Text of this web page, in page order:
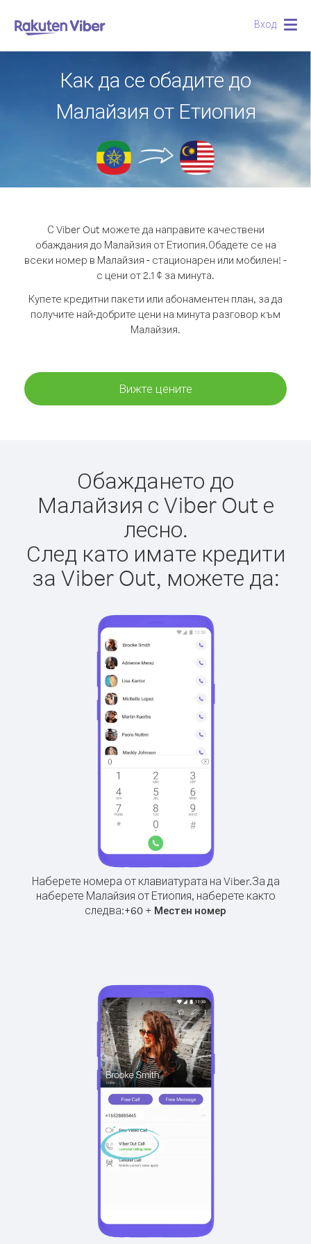
Вход
Как да се обадите до
Малайзия от Етиопия
С Viber Out можете да направите качествени
обаждания до Малайзия от Етиопия.Обадете се на
всеки номер в Малайзия - стационарен или мобилен! -
с цени от 2.1 ¢ за минута.
Купете кредитни пакети или абонаментен план, за да
получите най-добрите цени на минута разговор към
Малайзия.
Вижте цените
Обаждането до
Малайзия с Viber Out е
лесно.
След като имате кредити
за Viber Out, можете да:
Наберете номера от клавиатурата на Viber.За да
наберете Малайзия от Етиопия, наберете както
следва:+60 + Местен номер